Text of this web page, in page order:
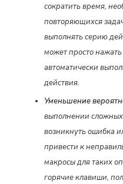
сократить время,
повторяющихся
выполнять серию
может просто
автоматически
действия.
Уменьшение
выполнении
возникнуть ошибка
привести к
макросы для таких
горячие клавиши,